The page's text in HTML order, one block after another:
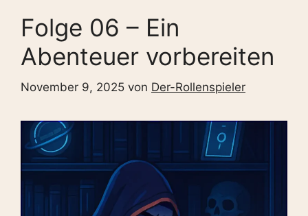
Folge 06 – Ein
Abenteuer vorbereiten
November 9, 2025 von Der-Rollenspieler